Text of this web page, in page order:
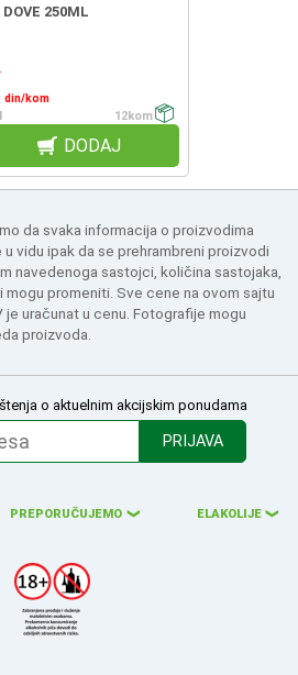
250ML
din/kom
12kom
DODAJ
da svaka informacija o proizvodima
vidu ipak da se prehrambreni proizvodi
navedenoga sastojci, količina sastojaka,
promeniti. Sve cene na ovom sajtu
je uračunat u cenu. Fotografije mogu
proizvoda.
o aktuelnim akcijskim ponudama
PRIJAVA
PREPORUČUJEMO ❮ ELAKOLIJE ❮